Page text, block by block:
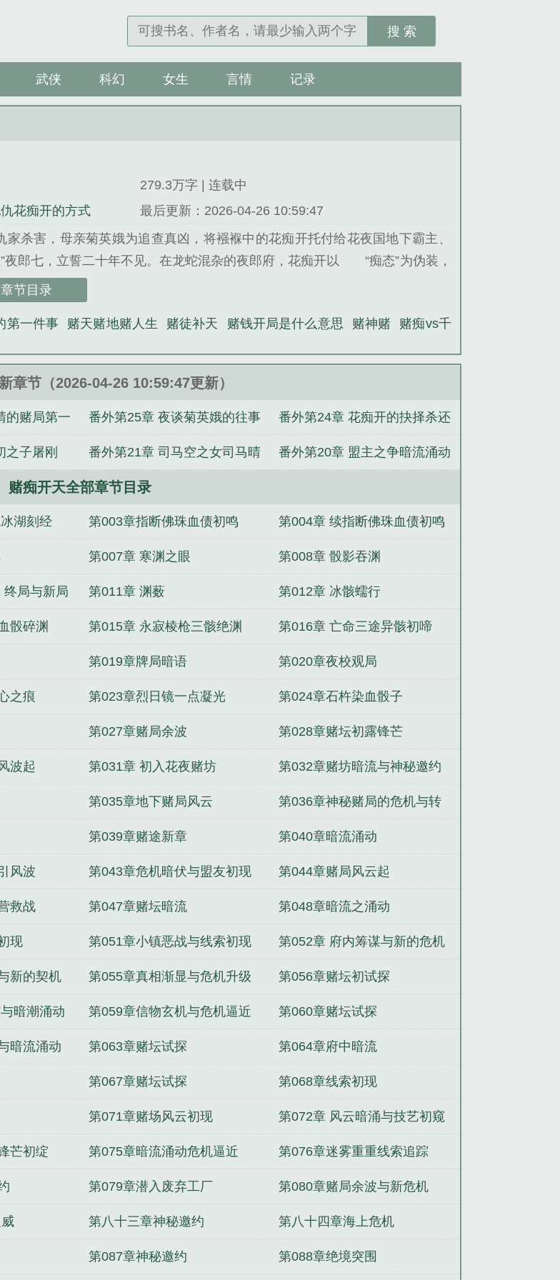
搜 索
武侠 科幻 女生 言情 记录
279.3万字 | 连载中
花痴开的方式
最后更新：2026-04-26 10:59:47
害，母亲菊英娥为追查真凶，将襁褓中的花痴开托付给花夜国地下霸主、
郎七，立誓二十年不见。在龙蛇混杂的夜郎府，花痴开以 “痴态”为伪装，
的都市类小说。
章节目录
第一件事 赌天赌地赌人生 赌徒补天 赌钱开局是什么意思 赌神赌
赌痴vs千
章节（2026-04-26 10:59:47更新）
的赌局第一 番外第25章 夜谈菊英娥的往事 番外第24章 花痴开的抉择杀还
是放
之子屠刚 番外第21章 司马空之女司马晴 番外第20章 盟主之争暗流涌动
赌痴开天全部章节目录
湖刻经 第003章指断佛珠血债初鸣 第004章 续指断佛珠血债初鸣
第007章 寒渊之眼 第008章 骰影吞渊
终局与新局 第011章 渊薮 第012章 冰骸蠕行
骰碎渊 第015章 永寂棱枪三骸绝渊 第016章 亡命三途异骸初啼
第019章牌局暗语 第020章夜校观局
之痕 第023章烈日镜一点凝光 第024章石杵染血骰子
第027章赌局余波 第028章赌坛初露锋芒
波起 第031章 初入花夜赌坊 第032章赌坊暗流与神秘邀约
第035章地下赌局风云 第036章神秘赌局的危机与转
机
第039章赌途新章 第040章暗流涌动
风波 第043章危机暗伏与盟友初现 第044章赌局风云起
救战 第047章赌坛暗流 第048章暗流之涌动
现 第051章小镇恶战与线索初现 第052章 府内筹谋与新的危机
新的契机 第055章真相渐显与危机升级 第056章赌坛初试探
暗潮涌动 第059章信物玄机与危机逼近 第060章赌坛试探
暗流涌动 第063章赌坛试探 第064章府中暗流
第067章赌坛试探 第068章线索初现
第071章赌场风云初现 第072章 风云暗涌与技艺初窥
芒初绽 第075章暗流涌动危机逼近 第076章迷雾重重线索追踪
第079章潜入废弃工厂 第080章赌局余波与新危机
第八十三章神秘邀约 第八十四章海上危机
第087章神秘邀约 第088章绝境突围